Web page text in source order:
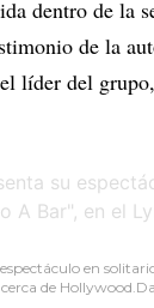
dentro de la
de la
líder del grupo,
en
de